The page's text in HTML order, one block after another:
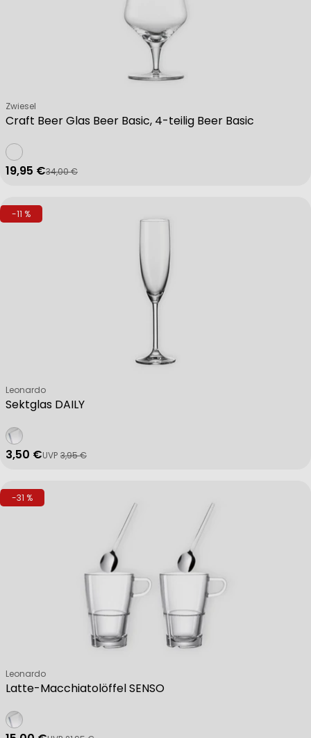
Craft Beer Glas Beer Basic, 4-teilig Beer Basic
Verkäufer:
Zwiesel
Verkaufspreis
19,95 €
Regulärer Preis
34,00 €
-11 %
Sektglas DAILY
Verkäufer:
Leonardo
Verkaufspreis
3,50 €
Regulärer Preis
UVP 3,95 €
-31 %
Latte-Macchiatolöffel SENSO
Verkäufer:
Leonardo